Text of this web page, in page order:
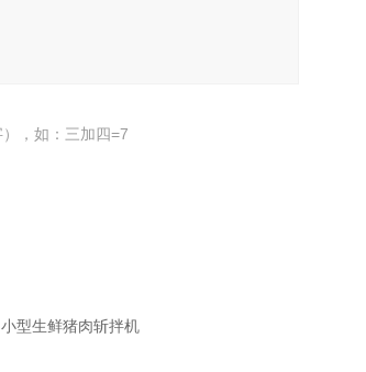
，如：三加四=7
型生鲜猪肉斩拌机